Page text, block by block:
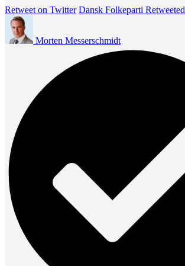
Retweet on Twitter Dansk Folkeparti Retweeted
Morten Messerschmidt